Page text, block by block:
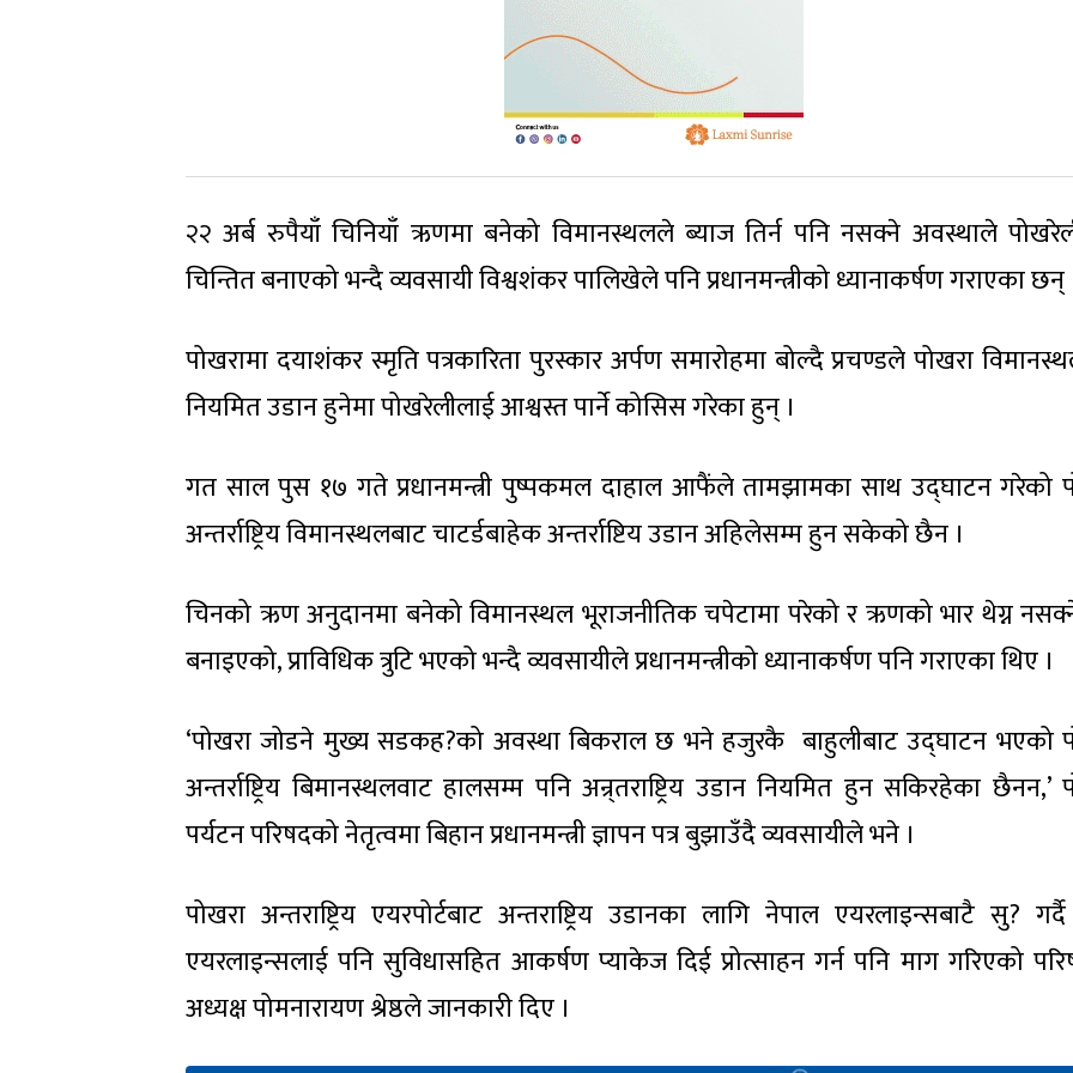
२२ अर्ब रुपैयाँ चिनियाँ ऋणमा बनेको विमानस्थलले ब्याज तिर्न पनि नसक्ने अवस्थाले
चिन्तित बनाएको भन्दै व्यवसायी विश्वशंकर पालिखेले पनि प्रधानमन्त्रीको ध्यानाकर्षण गराएका छन्
पोखरामा दयाशंकर स्मृति पत्रकारिता पुरस्कार अर्पण समारोहमा बोल्दै प्रचण्डले पोखरा
नियमित उडान हुनेमा पोखरेलीलाई आश्वस्त पार्ने कोसिस गरेका हुन् ।
गत साल पुस १७ गते प्रधानमन्त्री पुष्पकमल दाहाल आफैंले तामझामका साथ उद्घाटन गरेको
अन्तर्राष्ट्रिय विमानस्थलबाट चाटर्डबाहेक अन्तर्राष्टिय उडान अहिलेसम्म हुन सकेको छैन ।
चिनको ऋण अनुदानमा बनेको विमानस्थल भूराजनीतिक चपेटामा परेको र ऋणको भार थेग्न
बनाइएको, प्राविधिक त्रुटि भएको भन्दै व्यवसायीले प्रधानमन्त्रीको ध्यानाकर्षण पनि गराएका थिए ।
‘पोखरा जोडने मुख्य सडकह?को अवस्था बिकराल छ भने हजुरकै बाहुलीबाट उद्घाटन भएको
अन्तर्राष्ट्रिय बिमानस्थलवाट हालसम्म पनि अन्र्तराष्ट्रिय उडान नियमित हुन सकिरहेका छैनन,’
पर्यटन परिषदको नेतृत्वमा बिहान प्रधानमन्त्री ज्ञापन पत्र बुझाउँदै व्यवसायीले भने ।
पोखरा अन्तराष्ट्रिय एयरपोर्टबाट अन्तराष्ट्रिय उडानका लागि नेपाल एयरलाइन्सबाटै सु?
एयरलाइन्सलाई पनि सुविधासहित आकर्षण प्याकेज दिई प्रोत्साहन गर्न पनि माग गरिएको
अध्यक्ष पोमनारायण श्रेष्ठले जानकारी दिए ।